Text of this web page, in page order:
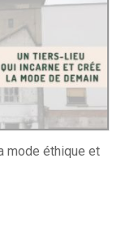
mode éthique et